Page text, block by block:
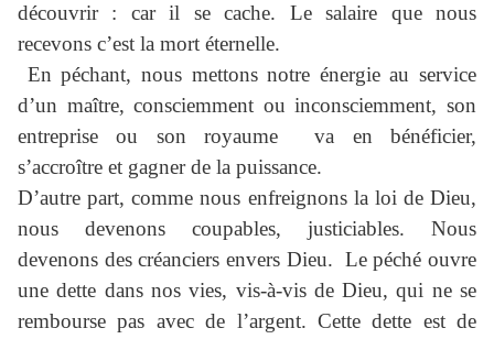
découvrir : car il se cache. Le salaire que nous
recevons c’est la mort éternelle.
En péchant, nous mettons notre énergie au service
d’un maître, consciemment ou inconsciemment, son
entreprise ou son royaume va en bénéficier,
s’accroître et gagner de la puissance.
D’autre part, comme nous enfreignons la loi de Dieu,
nous devenons coupables, justiciables. Nous
devenons des créanciers envers Dieu. Le péché ouvre
une dette dans nos vies, vis-à-vis de Dieu, qui ne se
rembourse pas avec de l’argent. Cette dette est de